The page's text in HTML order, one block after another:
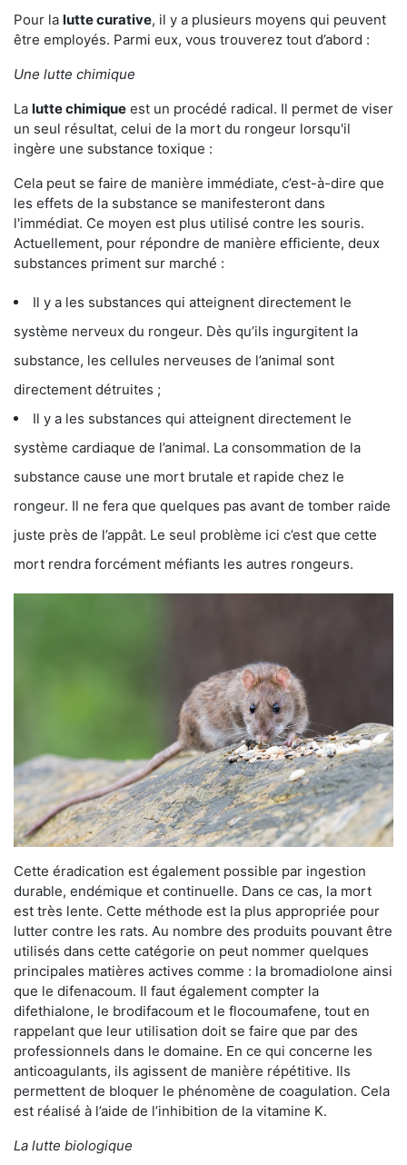
Pour la lutte curative, il y a plusieurs moyens qui peuvent
être employés. Parmi eux, vous trouverez tout d’abord :
Une lutte chimique
La lutte chimique est un procédé radical. Il permet de viser
un seul résultat, celui de la mort du rongeur lorsqu'il
ingère une substance toxique :
Cela peut se faire de manière immédiate, c’est-à-dire que
les effets de la substance se manifesteront dans
l'immédiat. Ce moyen est plus utilisé contre les souris.
Actuellement, pour répondre de manière efficiente, deux
substances priment sur marché :
Il y a les substances qui atteignent directement le
système nerveux du rongeur. Dès qu’ils ingurgitent la
substance, les cellules nerveuses de l’animal sont
directement détruites ;
Il y a les substances qui atteignent directement le
système cardiaque de l’animal. La consommation de la
substance cause une mort brutale et rapide chez le
rongeur. Il ne fera que quelques pas avant de tomber raide
juste près de l’appât. Le seul problème ici c’est que cette
mort rendra forcément méfiants les autres rongeurs.
Cette éradication est également possible par ingestion
durable, endémique et continuelle. Dans ce cas, la mort
est très lente. Cette méthode est la plus appropriée pour
lutter contre les rats. Au nombre des produits pouvant être
utilisés dans cette catégorie on peut nommer quelques
principales matières actives comme : la bromadiolone ainsi
que le difenacoum. Il faut également compter la
difethialone, le brodifacoum et le flocoumafene, tout en
rappelant que leur utilisation doit se faire que par des
professionnels dans le domaine. En ce qui concerne les
anticoagulants, ils agissent de manière répétitive. Ils
permettent de bloquer le phénomène de coagulation. Cela
est réalisé à l’aide de l’inhibition de la vitamine K.
La lutte biologique